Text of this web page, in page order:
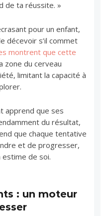
de ta réussite. »
pour un enfant,
décevoir s’il commet
montrent que cette
zone du cerveau
limitant la capacité à
apprend que ses
du résultat,
que chaque tentative
et de progresser,
estime de soi.
: un moteur